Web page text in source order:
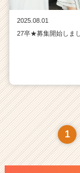
2025.08.01
27卒★募集開始しま
1